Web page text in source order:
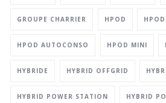
GROUPE CHARRIER HPOD
HPOD AUTOCONSO HPOD MINI
HYBRIDE HYBRID OFFGRID
HYBRID POWER STATION HYBRID